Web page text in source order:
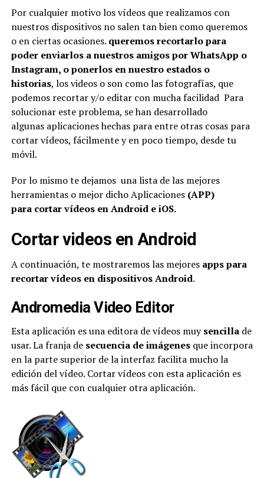
Por cualquier motivo los vídeos que realizamos con
nuestros dispositivos no salen tan bien como queremos
o en ciertas ocasiones. queremos recortarlo para
poder enviarlos a nuestros amigos por WhatsApp o
Instagram, o ponerlos en nuestro estados o
historias, los videos o son como las fotografías, que
podemos recortar y/o editar con mucha facilidad Para
solucionar este problema, se han desarrollado
algunas aplicaciones hechas para entre otras cosas para
cortar vídeos, fácilmente y en poco tiempo, desde tu
móvil.
Por lo mismo te dejamos una lista de las mejores
herramientas o mejor dicho Aplicaciones (APP)
para cortar vídeos en Android e iOS.
Cortar videos en Android
A continuación, te mostraremos las mejores apps para
recortar vídeos en dispositivos Android.
Andromedia Video Editor
Esta aplicación es una editora de vídeos muysencillade
usar. La franja de secuencia de imágenesque incorpora
en la parte superior de la interfaz facilita mucho la
edición del vídeo. Cortar vídeos con esta aplicación es
más fácil que con cualquier otra aplicación.